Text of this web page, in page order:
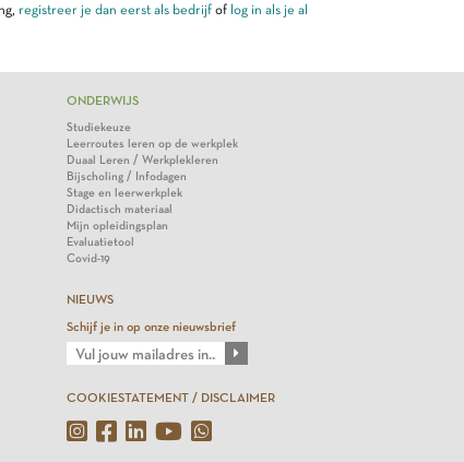
registreer je dan eerst als bedrijfof log in als je al
ONDERWIJS
Studiekeuze
Leerroutes leren op de werkplek
Duaal Leren / Werkplekleren
Bijscholing / Infodagen
Stage en leerwerkplek
Didactisch materiaal
Mijn opleidingsplan
Evaluatietool
Covid-19
NIEUWS
Schijf je in op onze nieuwsbrief
COOKIESTATEMENT / DISCLAIMER